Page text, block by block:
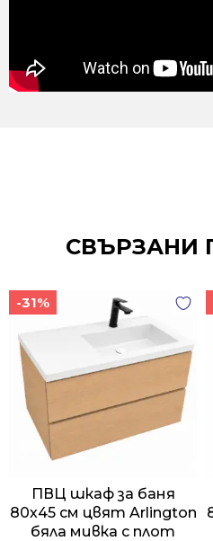
СВЪРЗАНИ
-31%
ПВЦ шкаф за баня
80х45 см цвят Arlington
бяла мивка с плот